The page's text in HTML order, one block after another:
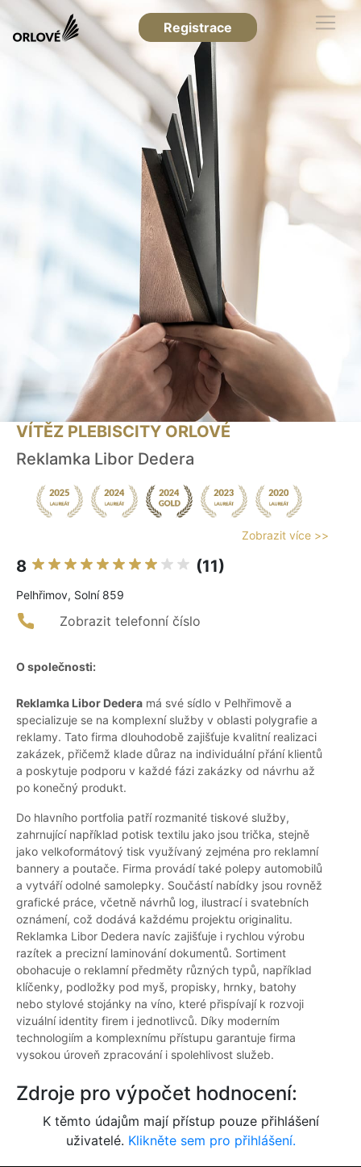
Registrace
VÍTĚZ PLEBISCITY ORLOVÉ
Reklamka Libor Dedera
Zobrazit více >>
8 (11)
Pelhřimov, Solní 859
Zobrazit telefonní číslo
O společnosti:
Reklamka Libor Dedera má své sídlo v Pelhřimově a
specializuje se na komplexní služby v oblasti polygrafie a
reklamy. Tato firma dlouhodobě zajišťuje kvalitní realizaci
zakázek, přičemž klade důraz na individuální přání klientů
a poskytuje podporu v každé fázi zakázky od návrhu až
po konečný produkt.
Do hlavního portfolia patří rozmanité tiskové služby,
zahrnující například potisk textilu jako jsou trička, stejně
jako velkoformátový tisk využívaný zejména pro reklamní
bannery a poutače. Firma provádí také polepy automobilů
a vytváří odolné samolepky. Součástí nabídky jsou rovněž
grafické práce, včetně návrhů log, ilustrací i svatebních
oznámení, což dodává každému projektu originalitu.
Reklamka Libor Dedera navíc zajišťuje i rychlou výrobu
razítek a precizní laminování dokumentů. Sortiment
obohacuje o reklamní předměty různých typů, například
klíčenky, podložky pod myš, propisky, hrnky, batohy
nebo stylové stojánky na víno, které přispívají k rozvoji
vizuální identity firem i jednotlivců. Díky moderním
technologiím a komplexnímu přístupu garantuje firma
vysokou úroveň zpracování i spolehlivost služeb.
Zdroje pro výpočet hodnocení:
K těmto údajům mají přístup pouze přihlášení
uživatelé. Klikněte sem pro přihlášení.